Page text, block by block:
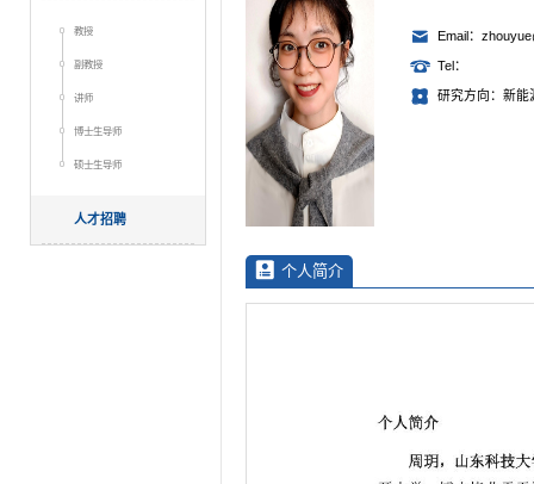
教授
副教授
讲师
博士生导师
硕士生导师
人才招聘
Email：
Tel：
研究方向：新能
个人简介